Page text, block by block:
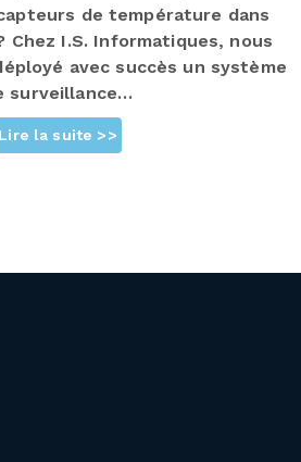
de température dans
I.S. Informatiques, nous
avec succès un système
surveillance…
Lire la suite >>